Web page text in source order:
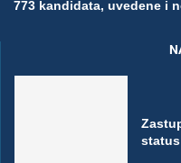
773 kandidata, uvedene i
status